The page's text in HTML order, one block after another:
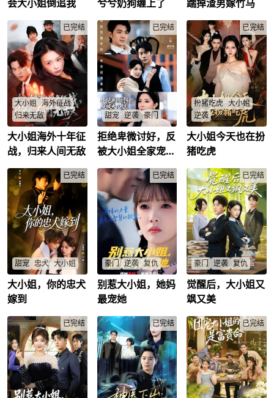
ICU。反派带人砸场
尽，吓退所有人。从
此黑道都知道，新来
的大小姐是个真疯子!
救下遭逼迫的她，机
苏晓，阴差阳错成夜
总会保安，二人合伙
开推拿馆。他凭祖传
医术和过人身手化解
多次挑衅，收服拳王
王森，还卷入文物走
私案成为警方线人。
面对周家算计、黑石
会威胁，李明一路破
局，助苏晓查清其父
失踪真相，洗清冤
屈、瓦解恶势力，最
终与苏晓情定终身，
生意兴隆，在莞城扎
会大小姐倒追我
抗商业联姻，在拍卖
似落魄的帝大生苏时
瑾当作“宠物”，却不
知苏时瑾是暗藏病娇
本性、神秘科技公司
“隐舟"的创始人，十
年前因被她所救而执
念入骨，后来季家陷
害慕家并牵扯出非法
基因实验阴谋，二人
携手对抗，揭开慕云
锦有狂躁症、苏时瑾
是基因改造产物的秘
密，最终击溃仇敌，
撕碎荒唐契约，许下
兮兮奶狗缠上了
不嫁，偏要选择渣
产、落得凄惨下场。
重生归来，顾星染重
拾美貌与智商，开启
疯狂虐渣之路，同时
与京圈大佬霍霆深谈
起一场甜甜的恋爱!霍
霆深:“丫头，只要你
回头，我永远在你身
后。我会向你走九百
九十五步，你一回
头，就能看见我。
踹掉渣男嫁竹马
已完结
大小姐 海外征战
归来无敌
大小姐司徒灵明面上
是在国外留学，暗里
却已经一统地下世
胆的神凰首领。某
日，她接到家里的电
话，决定回国履行婚
约。回家后，发现妹
妹被未婚夫强暴并威
胁，一怒之下，展露
真身，雷厉风行地干
掉渣男未婚夫霍少
坤。此举引来霍家老
爷子的疯狂报复!司徒
灵以雷霆手段，将霍
家彻底覆灭。王者一
怒，人间无敌!
大小姐海外十年征
战，归来人间无敌
已完结
甜宠 逆袭 豪门
林东苦追柳潇潇七
年，婚礼当天却被白
月光秦天宇当场挖墙
之际，觉醒系统一-拒
绝卑微讨好，就能获
得抽奖能力。林东当
场退婚，并与假扮保
洁员的秦雨菲闪婚，
谁知对方竟是豪门千
金!入赘秦家后，林东
凭借系统获得商业洞
察等神技，一边用反
套路征服丈母娘和三
姐妹，一边吊打前女
友和情敌。面对二叔
秦有德的步步紧逼，
林东硬核护妻，帮助
最终将反派逐出家
门，成为秦家真正的
一家之主。
拒绝卑微讨好，反
被大小姐全家宠上
天
已完结
扮猪吃虎 大小姐
逆袭
豪门千金林砚溪被未
婚夫与妹妹陷害身
亡，灵魂重生在饱受
习生姜念禾体内。她
借新身份逆袭职场、
改变家庭处境，并暗
中收集仇人罪证。这
个不起眼的实习生，
竟是来索命的!从棋子
到棋手，她杀回来
了。最终在一次关键
会议上，她以姜念禾
之名揭露真相，既为
原主赢回尊严，也完
成了自己的复仇。这
场重生，让她以智慧
与勇气重写人生，从
眼新星。
大小姐今天也在扮
猪吃虎
已完结
甜宠 忠犬 大小姐
黑风堂大小姐江颖，
被老爸江震天花式催
婚相亲，一气之下随
手捡了个“失智又失
忆”的小狼狗回家冒充
男友，不但可以气老
爸，还能驯服对方。
不曾想小狼狗摇身一
变成为了司家掌权
人，让她掌控的一切
失控不说，还把自己
也搭了进去
大小姐，你的忠犬
嫁到
已完结
豪门 逆袭 复仇
大小姐苏小雨获妈赠
超跑学车，却遭室友
田伊娇陷害继父偷
车！绿茶联手下毒绑
架，谁知亲爸假死归
来逆转，一家复仇团
圆？
苏小雨/苏婉云/
别惹大小姐，她妈
最宠她
已完结
豪门 逆袭 复仇
大小姐砸亿建贵族大
学四年栽培穷小子，
谁知他携小三抢宿舍
毁衣反噬？觉醒身份
后，她取消优待直播
打脸，渣男高利贷缠
身车祸惨死，逆转太
爽？
林浅瑜/秦柏然/
觉醒后，大小姐又
飒又美
已完结 已完结 已完结